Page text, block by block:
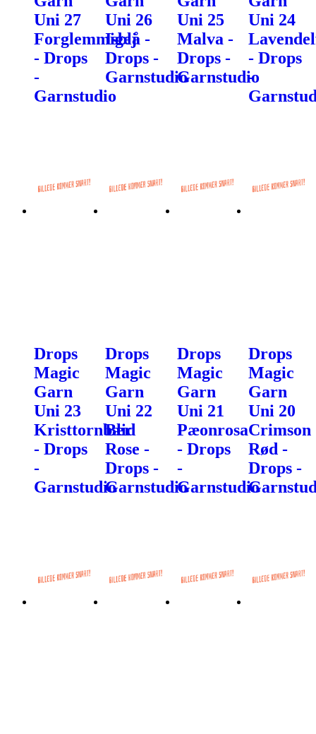
Uni 27
Forglemmigej
- Drops
-
Garnstudio
Uni 26
Isblå -
Drops -
Garnstudio
Uni 25
Malva -
Drops -
Garnstudio
Uni 24
- Drops
-
Drops
Magic
Garn
Uni 23
Kristtornbær
- Drops
-
Garnstudio
Drops
Magic
Garn
Uni 22
Blid
Rose -
Drops -
Garnstudio
Drops
Magic
Garn
Uni 21
Pæonrosa
- Drops
-
Garnstudio
Drops
Magic
Garn
Uni 20
Crimson
Rød -
Drops -